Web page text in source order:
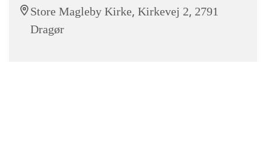
Store Magleby Kirke, Kirkevej 2, 2791
Dragør